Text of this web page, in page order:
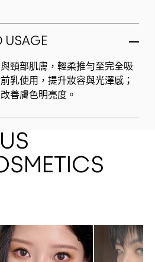
USAGE
頸部肌膚，輕柔推勻至完全吸
乳使用，提升妝容與光澤感；
善膚色明亮度。